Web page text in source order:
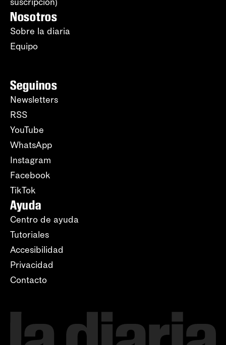
Nosotros
Sobre la diaria
Equipo
Seguinos
Newsletters
RSS
YouTube
WhatsApp
Instagram
Facebook
TikTok
Ayuda
Centro de ayuda
Tutoriales
Accesibilidad
Privacidad
Contacto